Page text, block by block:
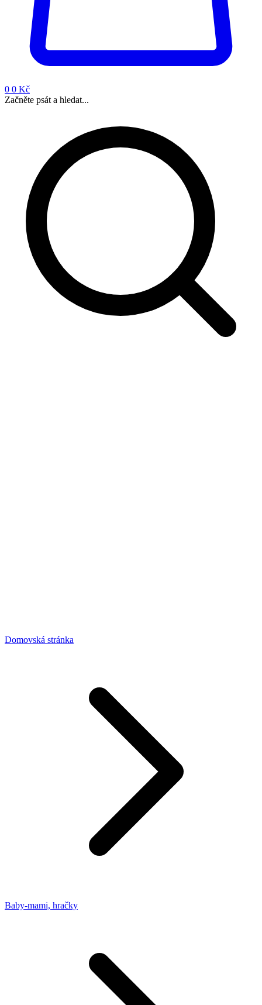
0 0 Kč
Začněte psát a hledat...
Domovská stránka
Baby-mami, hračky